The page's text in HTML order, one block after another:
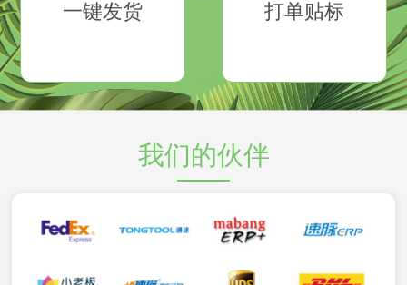
一键发货
打单贴标
我们的伙伴